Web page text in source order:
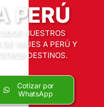
PERÚ
NUESTROS
DE VIAJES A PERÚ Y
DESTINOS.
Cotizar por
WhatsApp